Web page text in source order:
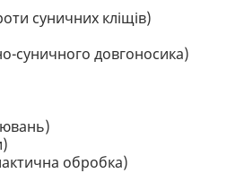
суничних кліщів)
суничного довгоносика)
обробка)